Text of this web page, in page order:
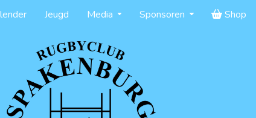
Jeugd Media Sponsoren Shop